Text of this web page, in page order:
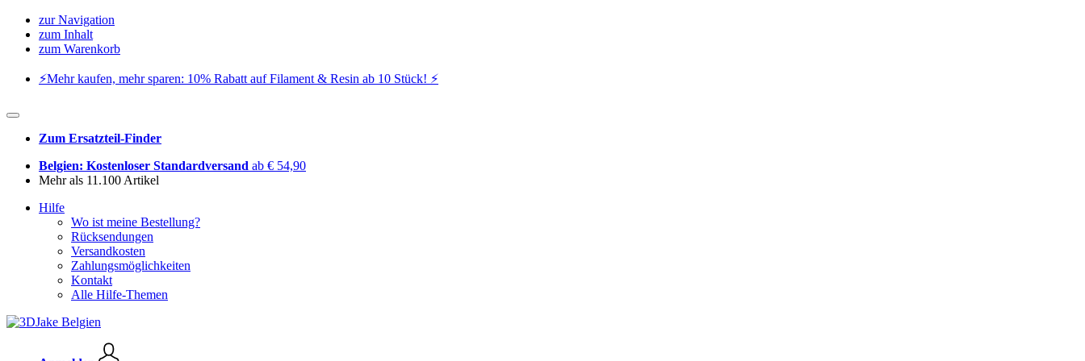
zur Navigation
zum Inhalt
zum Warenkorb
⚡️Mehr kaufen, mehr sparen: 10% Rabatt auf Filament & Resin ab 10 Stück! ⚡️
Zum Ersatzteil-Finder
Belgien: Kostenloser Standardversand ab € 54,90
Mehr als 11.100 Artikel
Hilfe
Wo ist meine Bestellung?
Rücksendungen
Versandkosten
Zahlungsmöglichkeiten
Kontakt
Alle Hilfe-Themen